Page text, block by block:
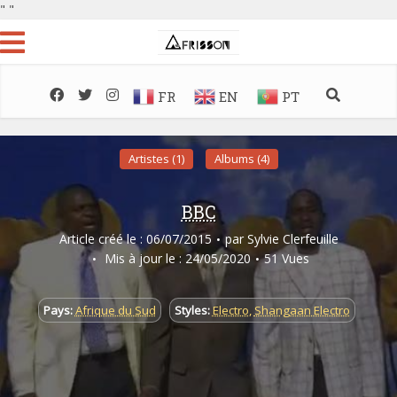
" "
FR EN PT
Artistes (1) Albums (4)
BBC
Article créé le : 06/07/2015 par Sylvie Clerfeuille
Mis à jour le : 24/05/2020
51 Vues
Pays:Afrique du Sud Styles: Electro,Shangaan Electro